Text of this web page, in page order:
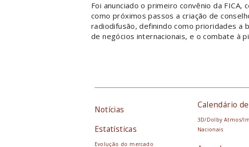
Foi anunciado o primeiro convênio da FICA,
como próximos passos a criação de
radiodifusão, definindo como prioridades a
de negócios internacionais, e o combate à
Notícias
Estatísticas
Evolução do mercado
Calendário
3D/Dolby Atmos/
Nacionais